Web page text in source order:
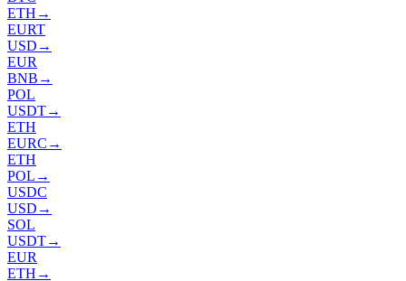
ETH →
EURT
USD →
EUR
BNB →
POL
USDT→
ETH
EURC →
ETH
POL →
USDC
USD →
SOL
USDT→
EUR
ETH →